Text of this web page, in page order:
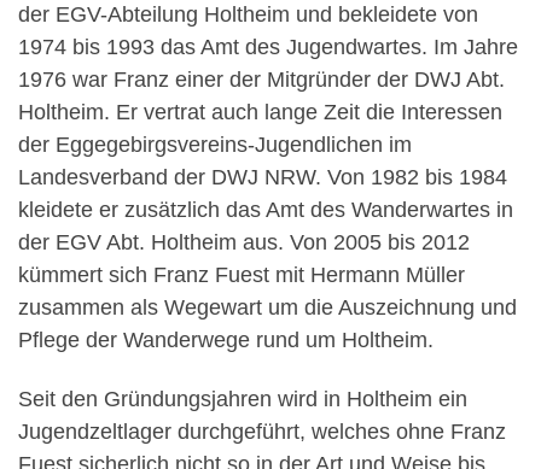
der EGV-Abteilung Holtheim und bekleidete von
1974 bis 1993 das Amt des Jugendwartes. Im Jahre
1976 war Franz einer der Mitgründer der DWJ Abt.
Holtheim. Er vertrat auch lange Zeit die Interessen
der Eggegebirgsvereins-Jugendlichen im
Landesverband der DWJ NRW. Von 1982 bis 1984
kleidete er zusätzlich das Amt des Wanderwartes in
der EGV Abt. Holtheim aus. Von 2005 bis 2012
kümmert sich Franz Fuest mit Hermann Müller
zusammen als Wegewart um die Auszeichnung und
Pflege der Wanderwege rund um Holtheim.
Seit den Gründungsjahren wird in Holtheim ein
Jugendzeltlager durchgeführt, welches ohne Franz